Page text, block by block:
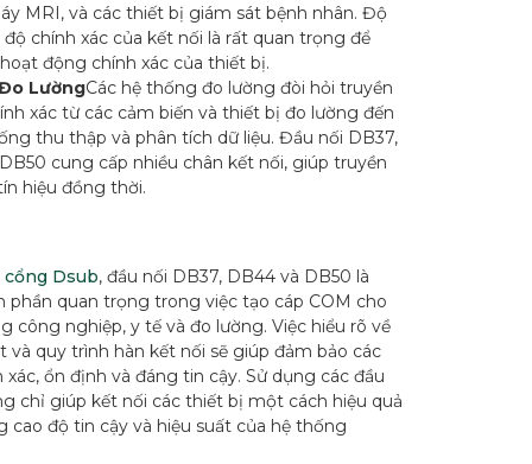
MRI, và các thiết bị giám sát bệnh nhân. Độ
độ chính xác của kết nối là rất quan trọng để
động chính xác của thiết bị.
LườngCác hệ thống đo lường đòi hỏi truyền
xác từ các cảm biến và thiết bị đo lường đến
thu thập và phân tích dữ liệu. Đầu nối DB37,
cung cấp nhiều chân kết nối, giúp truyền
hiệu đồng thời.
Dsub, đầu nối DB37, DB44 và DB50 là
phần quan trọng trong việc tạo cáp COM cho
công nghiệp, y tế và đo lường. Việc hiểu rõ về
và quy trình hàn kết nối sẽ giúp đảm bảo các
xác, ổn định và đáng tin cậy. Sử dụng các đầu
chỉ giúp kết nối các thiết bị một cách hiệu quả
cao độ tin cậy và hiệu suất của hệ thống